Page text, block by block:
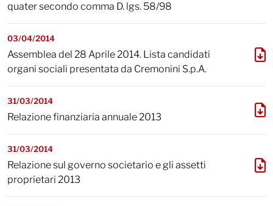
quater secondo comma D. lgs. 58/98
03/04/2014
Assemblea del 28 Aprile 2014. Lista candidati
organi sociali presentata da Cremonini S.p.A.
31/03/2014
Relazione finanziaria annuale 2013
31/03/2014
Relazione sul governo societario e gli assetti
proprietari 2013